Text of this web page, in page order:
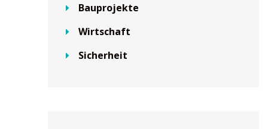
Bauprojekte
Wirtschaft
Sicherheit